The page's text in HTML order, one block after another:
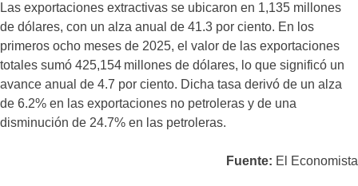
Las exportaciones extractivas se ubicaron en 1,135 millones
de dólares, con un alza anual de 41.3 por ciento. En los
primeros ocho meses de 2025, el valor de las exportaciones
totales sumó 425,154 millones de dólares, lo que significó un
avance anual de 4.7 por ciento. Dicha tasa derivó de un alza
de 6.2% en las exportaciones no petroleras y de una
disminución de 24.7% en las petroleras.
Fuente: El Economista